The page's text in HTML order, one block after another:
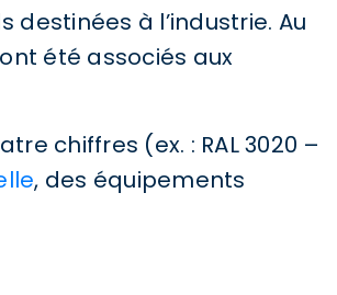
destinées à l’industrie. Au
été associés aux
chiffres (ex. : RAL 3020 –
, des équipements